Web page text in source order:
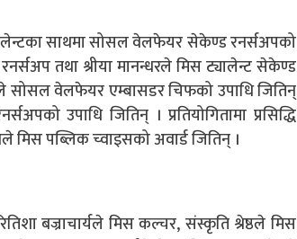
साथमा सोसल वेलफेयर सेकेण्ड रनर्सअपको
तथा श्रीया मानन्धरले मिस ट्यालेन्ट सेकेण्ड
सोसल वेलफेयर एम्बासडर चिफको उपाधि जितिन्
उपाधि जितिन् । प्रतियोगितामा प्रसिद्धि
मिस पब्लिक च्वाइसको अवार्ड जितिन् ।
बज्राचार्यले मिस कल्चर, संस्कृति श्रेष्ठले मिस